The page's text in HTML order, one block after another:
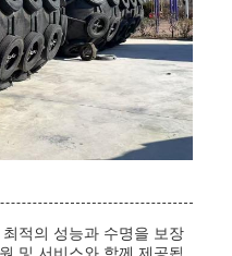
적의 성능과 수명을 보장